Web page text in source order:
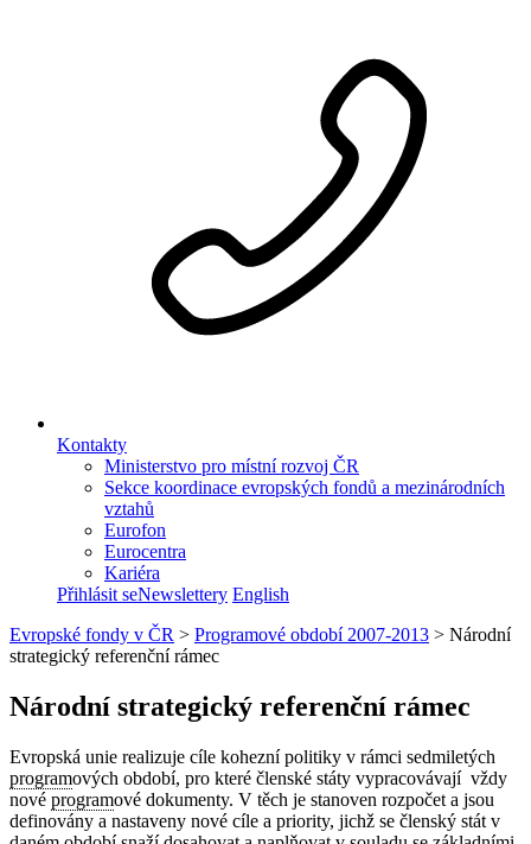
Kontakty
Ministerstvo pro místní rozvoj ČR
Sekce koordinace evropských fondů a mezinárodních
vztahů
Eurofon
Eurocentra
Kariéra
Přihlásit seNewslettery English
Evropské fondy v ČR > Programové období 2007-2013 > Národní
strategický referenční rámec
Národní strategický referenční rámec
Evropská unie realizuje cíle kohezní politiky v rámci sedmiletých
programových období, pro které členské státy vypracovávají vždy
nové programové dokumenty. V těch je stanoven rozpočet a jsou
definovány a nastaveny nové cíle a priority, jichž se členský stát v